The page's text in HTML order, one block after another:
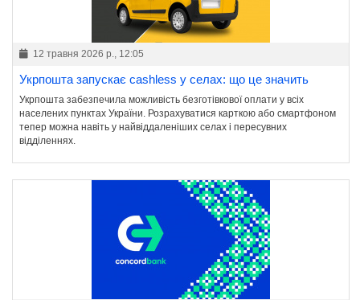
12 травня 2026 р., 12:05
Укрпошта запускає cashless у селах: що це значить
Укрпошта забезпечила можливість безготівкової оплати у всіх
населених пунктах України. Розрахуватися карткою або смартфоном
тепер можна навіть у найвіддаленіших селах і пересувних
відділеннях.